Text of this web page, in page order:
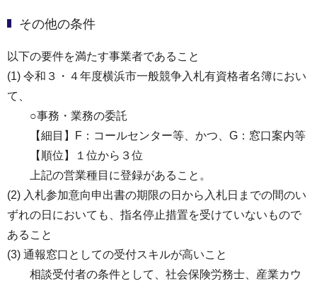
その他の条件
以下の要件を満たす事業者であること
(1) 令和３・４年度横浜市一般競争入札有資格者名簿におい
て、
○事務・業務の委託
【細目】F：コールセンター等、かつ、G：窓口案内等
【順位】１位から３位
上記の営業種目に登録があること。
(2) 入札参加意向申出書の期限の日から入札日までの間のい
ずれの日においても、指名停止措置を受けていないもので
あること
(3) 通報窓口としての受付スキルが高いこと
相談受付者の条件として、社会保険労務士、産業カウ